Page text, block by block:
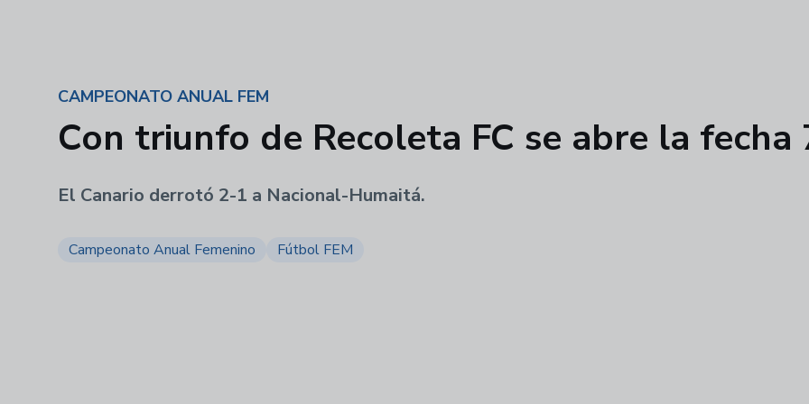
CAMPEONATO ANUAL FEM
Con triunfo de Recoleta FC se abre la fecha
El Canario derrotó 2-1 a Nacional-Humaitá.
Campeonato Anual Femenino Fútbol FEM